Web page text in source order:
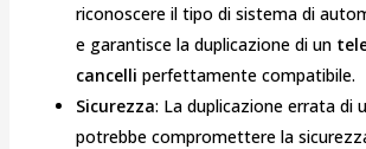
riconoscere il tipo di sistema di
e garantisce la duplicazione di un
cancelli perfettamente compatibile.
Sicurezza: La duplicazione errata di
potrebbe compromettere la